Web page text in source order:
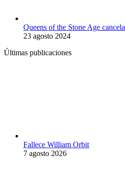
Queens of the Stone Age
23 agosto 2024
Últimas publicaciones
Fallece William Orbit
7 agosto 2026